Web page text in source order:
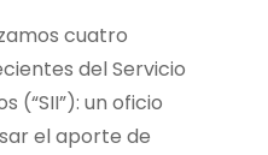
cuatro
del Servicio
(“SII”): un oficio
el aporte de